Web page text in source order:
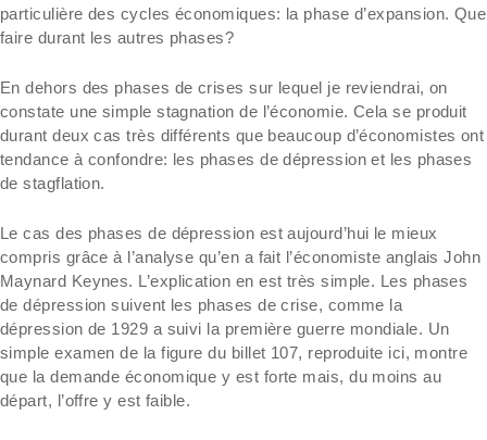
particulière des cycles économiques: la phase d’expansion. Que
faire durant les autres phases?
En dehors des phases de crises sur lequel je reviendrai, on
constate une simple stagnation de l’économie. Cela se produit
durant deux cas très différents que beaucoup d’économistes ont
tendance à confondre: les phases de dépression et les phases
de stagflation.
Le cas des phases de dépression est aujourd’hui le mieux
compris grâce à l’analyse qu’en a fait l’économiste anglais John
Maynard Keynes. L’explication en est très simple. Les phases
de dépression suivent les phases de crise, comme la
dépression de 1929 a suivi la première guerre mondiale. Un
simple examen de la figure du billet 107, reproduite ici, montre
que la demande économique y est forte mais, du moins au
départ, l’offre y est faible.